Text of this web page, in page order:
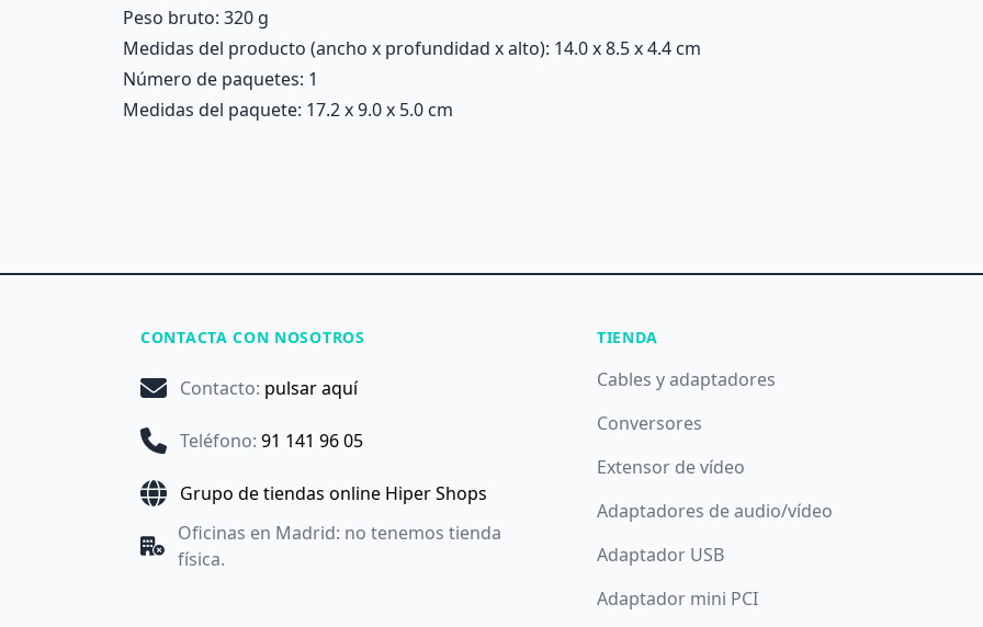
Peso bruto: 320 g
Medidas del producto (ancho x profundidad x alto): 14.0 x 8.5 x 4.4 cm
Número de paquetes: 1
Medidas del paquete: 17.2 x 9.0 x 5.0 cm
CONTACTA CON NOSOTROS
Contacto: pulsar aquí
Teléfono: 91 141 96 05
Grupo de tiendas online Hiper Shops
Oficinas en Madrid: no tenemos tienda
física.
TIENDA
Cables y adaptadores
Conversores
Extensor de vídeo
Adaptadores de audio/vídeo
Adaptador USB
Adaptador mini PCI